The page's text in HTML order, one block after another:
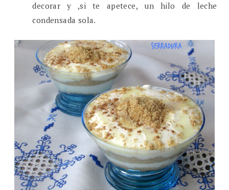
decorar y ,si te apetece, un hilo de leche
condensada sola.